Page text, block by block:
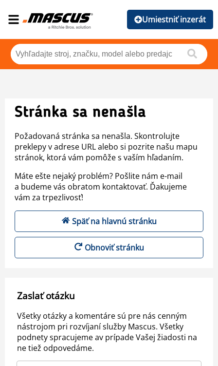
Umiestniť inzerát
Stránka sa nenašla
Požadovaná stránka sa nenašla. Skontrolujte
preklepy v adrese URL alebo si pozrite našu mapu
stránok, ktorá vám pomôže s vaším hľadaním.
Máte ešte nejaký problém? Pošlite nám e-mail
a budeme vás obratom kontaktovať. Ďakujeme
vám za trpezlivosť!
Späť na hlavnú stránku
Obnoviť stránku
Zaslať otázku
Všetky otázky a komentáre sú pre nás cenným
nástrojom pri rozvíjaní služby Mascus. Všetky
podnety spracujeme av prípade Vašej žiadosti na
ne tiež odpovedáme.